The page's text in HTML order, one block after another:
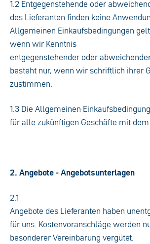
1.2 Entgegenstehende oder
des Lieferanten finden keine
Allgemeinen Einkaufsbedingungen
wenn wir Kenntnis
entgegenstehender oder
besteht nur, wenn wir schriftlich ihrer
zustimmen.
1.3 Die Allgemeinen
für alle zukünftigen Geschäfte mit
2. Angebote - Angebotsunterlagen
2.1
Angebote des Lieferanten haben
für uns. Kostenvoranschläge werden
besonderer Vereinbarung vergütet.